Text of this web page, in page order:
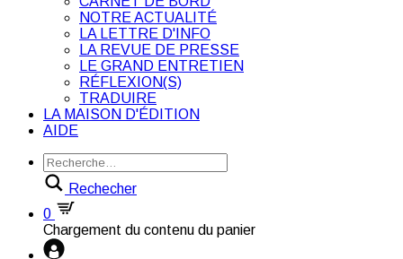
NOTRE ACTUALITÉ
LA LETTRE D'INFO
LA REVUE DE PRESSE
LE GRAND ENTRETIEN
RÉFLEXION(S)
TRADUIRE
LA MAISON D'ÉDITION
AIDE
Rechecher
0
Chargement du contenu du panier